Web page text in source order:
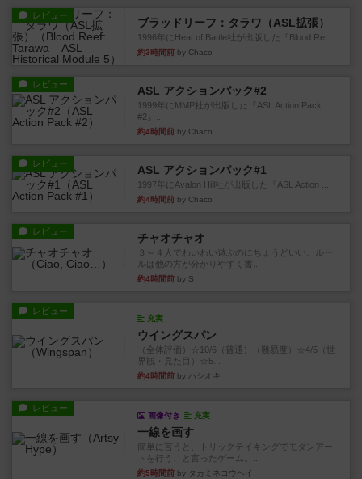
レビュー
ブラッドリーフ：タラワ（ASL拡張）
1996年にHeat of Battle社が出版した『Blood Re...
約3時間前 by Chaco
レビュー ASL アクションパック#2
1999年にMMP社が出版した『ASL Action Pack
#2』...
約4時間前 by Chaco
レビュー ASL アクションパック#1
1997年にAvalon Hill社が出版した『ASL Action ...
約4時間前 by Chaco
レビュー チャオチャオ
３～４人でわいわい遊ぶのにちょうどいい。ルー
ルは他の方が分かりやすく書...
約4時間前 by S
レビュー
充実
ウイングスパン
（全体評価）☆10/6（普通）（難易度）☆4/5（世
界観・見た目）☆5...
約4時間前 by ハシオキ
レビュー
画像付き 充実
一線を画す
簡単に言うと、トリックテイキングでモダンアー
トを行う、と言ったゲーム。...
約5時間前 by タカミネコウヘイ